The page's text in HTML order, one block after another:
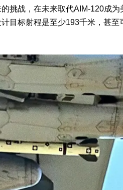
挑战，在未来取代AIM-120成为
目标射程是至少193千米，甚至